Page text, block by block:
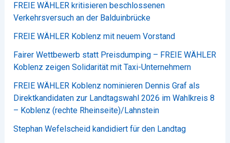
FREIE WÄHLER kritisieren beschlossenen
Verkehrsversuch an der Balduinbrücke
FREIE WÄHLER Koblenz mit neuem Vorstand
Fairer Wettbewerb statt Preisdumping – FREIE WÄHLER
Koblenz zeigen Solidarität mit Taxi-Unternehmern
FREIE WÄHLER Koblenz nominieren Dennis Graf als
Direktkandidaten zur Landtagswahl 2026 im Wahlkreis 8
– Koblenz (rechte Rheinseite)/Lahnstein
Stephan Wefelscheid kandidiert für den Landtag